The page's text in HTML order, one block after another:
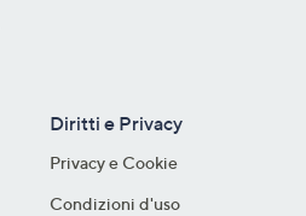
Diritti e Privacy
Privacy e Cookie
Condizioni d'uso